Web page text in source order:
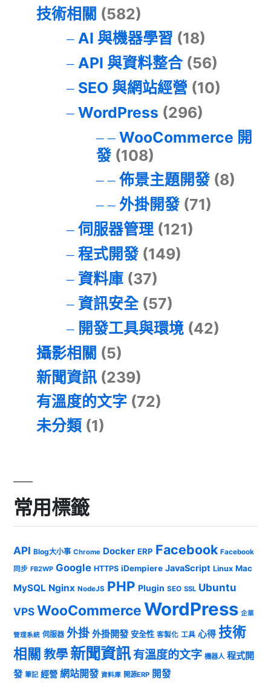
技術相關 (582)
AI 與機器學習 (18)
API 與資料整合(56)
SEO 與網站經營 (10)
WordPress (296)
WooCommerce 開
發(108)
佈景主題開發(8)
外掛開發(71)
伺服器管理(121)
程式開發(149)
資料庫(37)
資訊安全(57)
開發工具與環境(42)
攝影相關 (5)
新聞資訊 (239)
有溫度的文字 (72)
未分類 (1)
常用標籤
API Blog大小事 Chrome Docker ERP Facebook Facebook
同步 FB2WP Google HTTPS iDempiere JavaScript Linux Mac
MySQL Nginx NodeJS PHP Plugin SEO SSL Ubuntu
VPSWooCommerceWordPress 企業
管理系統 伺服器 外掛 外掛開發 安全性 客製化 工具 心得 技術
相關 教學 新聞資訊有溫度的文字 機器人 程式開
發 筆記 經營 網站開發 資料庫 開源ERP 開發